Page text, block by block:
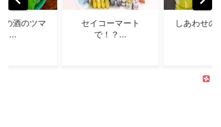
しあわせの地酒＋...
四国歩
コーマート
で！？...